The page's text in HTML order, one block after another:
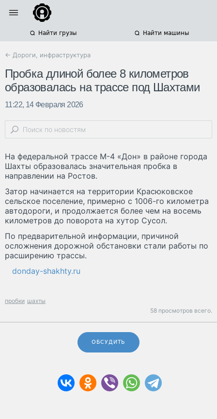
Найти грузы Найти машины
← Дороги, инфраструктура
Пробка длиной более 8 километров
образовалась на трассе под Шахтами
11:22, 14 Февраля 2026
На федеральной трассе М-4 «Дон» в районе города
Шахты образовалась значительная пробка в
направлении на Ростов.
Затор начинается на территории Красюковское
сельское поселение, примерно с 1006-го километра
автодороги, и продолжается более чем на восемь
километров до поворота на хутор Сусол.
По предварительной информации, причиной
осложнения дорожной обстановки стали работы по
расширению трассы.
donday-shakhty.ru
пробки шахты
58 просмотров всего.
ОБСУДИТЬ